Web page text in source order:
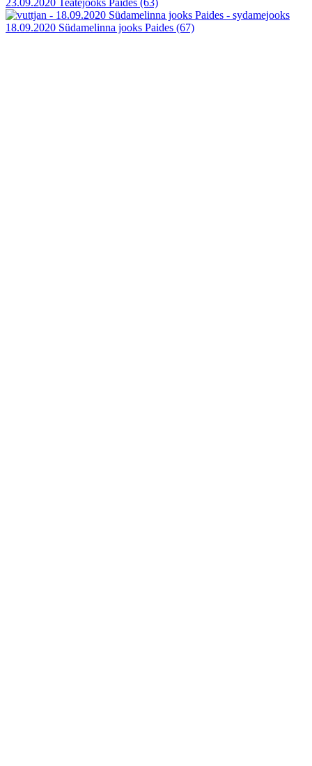
23.09.2020 Teatejooks Paides (63)
18.09.2020 Südamelinna jooks Paides (67)